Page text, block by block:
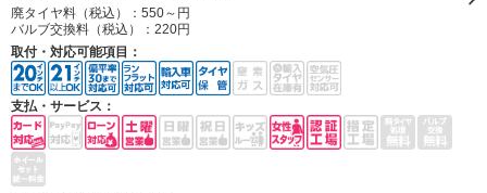
廃タイヤ料（税込）： 550～円
バルブ交換料（税込）： 220円
取付・対応可能項目：
支払・サービス：